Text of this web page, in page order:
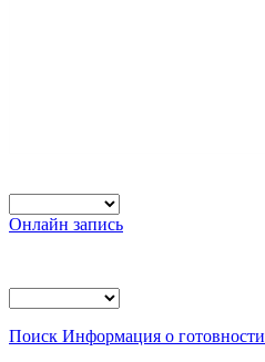
Онлайн запись
Поиск Информация о готовности